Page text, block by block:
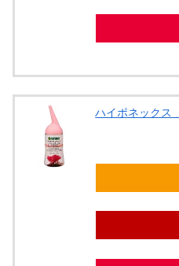
ハイポネック